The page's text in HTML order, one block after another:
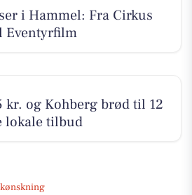
i Hammel: Fra Cirkus
Eventyrfilm
og Kohberg brød til 12
lokale tilbud